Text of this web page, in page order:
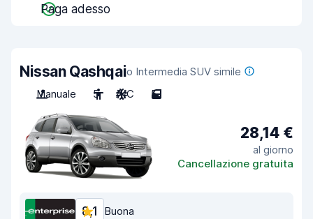
Paga adesso
Nissan Qashqaio Intermedia SUV simile
Manuale
5 A/C 5
28,14 €
al giorno
Cancellazione gratuita
8,1 Buona